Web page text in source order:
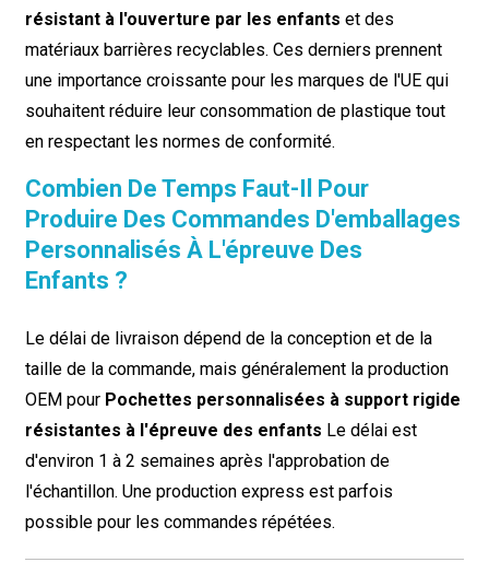
résistant à l'ouverture par les enfants et des
matériaux barrières recyclables. Ces derniers prennent
une importance croissante pour les marques de l'UE qui
souhaitent réduire leur consommation de plastique tout
en respectant les normes de conformité.
Combien De Temps Faut-Il Pour
Produire Des Commandes D'emballages
Personnalisés À L'épreuve Des
Enfants ?
Le délai de livraison dépend de la conception et de la
taille de la commande, mais généralement la production
OEM pour Pochettes personnalisées à support rigide
résistantes à l'épreuve des enfants Le délai est
d'environ 1 à 2 semaines après l'approbation de
l'échantillon. Une production express est parfois
possible pour les commandes répétées.